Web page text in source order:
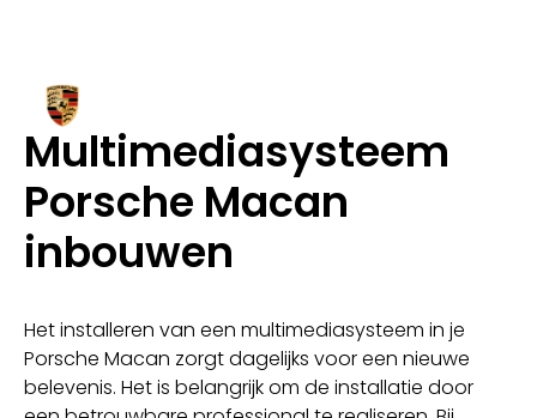
Multimediasysteem
Porsche Macan
inbouwen
Het installeren van een multimediasysteem in je
Porsche Macan zorgt dagelijks voor een nieuwe
belevenis. Het is belangrijk om de installatie door